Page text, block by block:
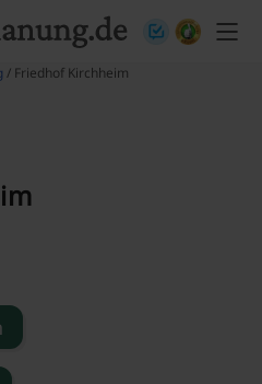
/ Friedhof Kirchheim